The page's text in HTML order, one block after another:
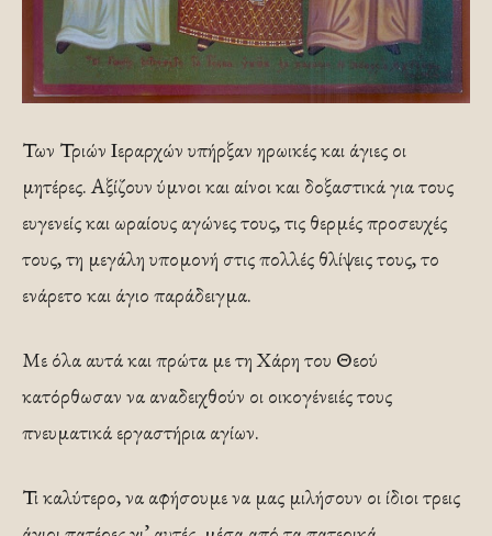
Των Τριών Ιεραρχών υπήρξαν ηρωικές και άγιες οι
μητέρες. Αξίζουν ύμνοι και αίνοι και δοξαστικά για τους
ευγενείς και ωραίους αγώνες τους, τις θερμές προσευχές
τους, τη μεγάλη υπομονή στις πολλές θλίψεις τους, το
ενάρετο και άγιο παράδειγμα.
Με όλα αυτά και πρώτα με τη Χάρη του Θεού
κατόρθωσαν να αναδειχθούν οι οικογένειές τους
πνευματικά εργαστήρια αγίων.
Τι καλύτερο, να αφήσουμε να μας μιλήσουν οι ίδιοι τρεις